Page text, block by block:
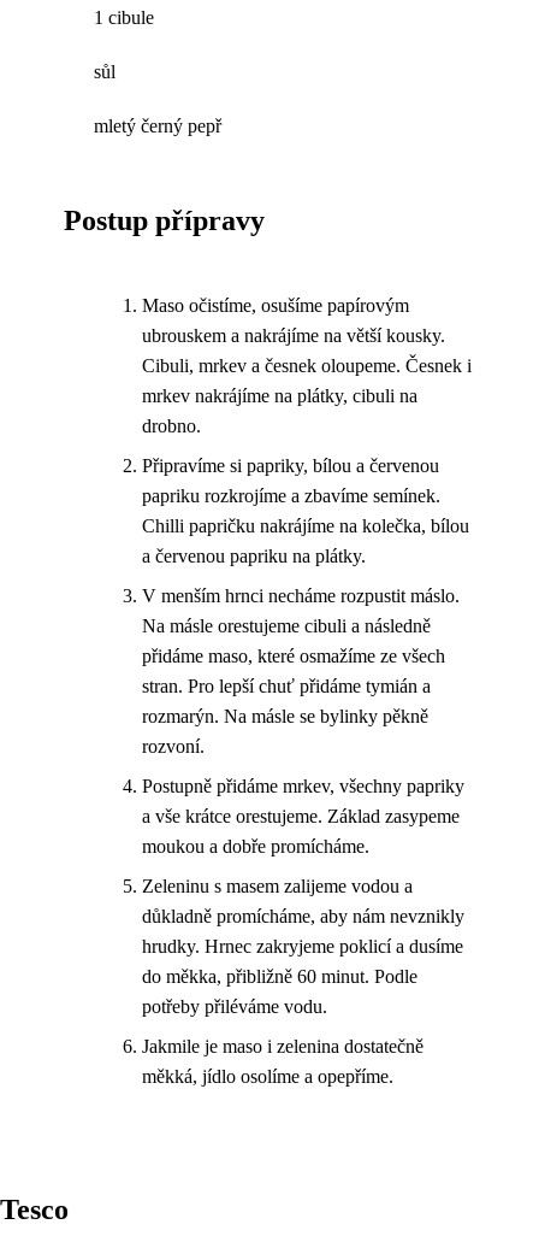
1 cibule
sůl
mletý černý pepř
Postup přípravy
Maso očistíme, osušíme papírovým
ubrouskem a nakrájíme na větší kousky.
Cibuli, mrkev a česnek oloupeme. Česnek i
mrkev nakrájíme na plátky, cibuli na
drobno.
Připravíme si papriky, bílou a červenou
papriku rozkrojíme a zbavíme semínek.
Chilli papričku nakrájíme na kolečka, bílou
a červenou papriku na plátky.
V menším hrnci necháme rozpustit máslo.
Na másle orestujeme cibuli a následně
přidáme maso, které osmažíme ze všech
stran. Pro lepší chuť přidáme tymián a
rozmarýn. Na másle se bylinky pěkně
rozvoní.
Postupně přidáme mrkev, všechny papriky
a vše krátce orestujeme. Základ zasypeme
moukou a dobře promícháme.
Zeleninu s masem zalijeme vodou a
důkladně promícháme, aby nám nevznikly
hrudky. Hrnec zakryjeme poklicí a dusíme
do měkka, přibližně 60 minut. Podle
potřeby přiléváme vodu.
Jakmile je maso i zelenina dostatečně
měkká, jídlo osolíme a opepříme.
Tesco